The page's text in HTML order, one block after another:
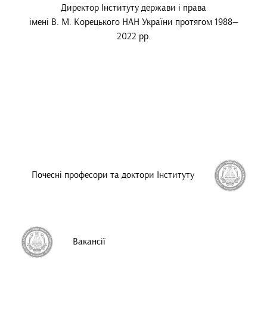
Директор Інституту держави і права
імені В. М. Корецького НАН України протягом 1988—
2022 рр.
Почесні професори та доктори Інституту
Вакансії